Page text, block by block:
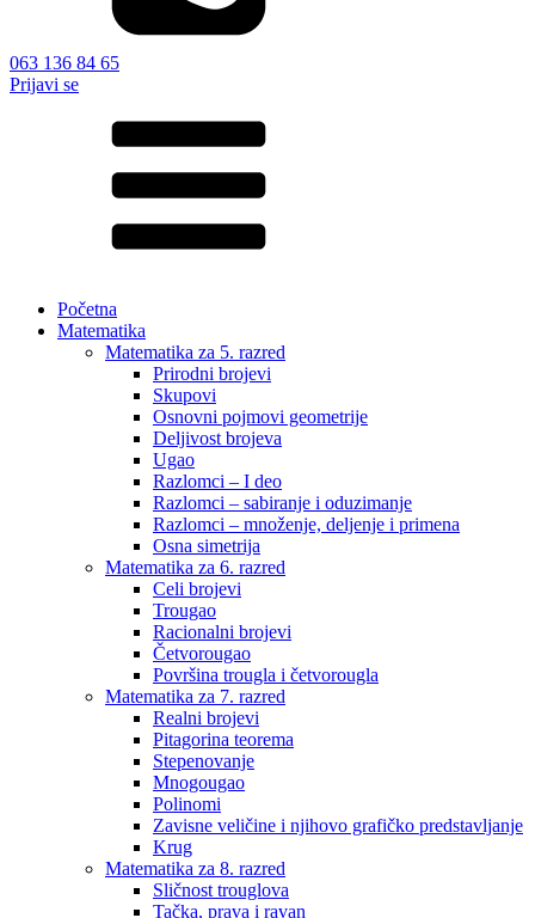
063 136 84 65
Prijavi se
Početna
Matematika
Matematika za 5. razred
Prirodni brojevi
Skupovi
Osnovni pojmovi geometrije
Deljivost brojeva
Ugao
Razlomci – I deo
Razlomci – sabiranje i oduzimanje
Razlomci – množenje, deljenje i primena
Osna simetrija
Matematika za 6. razred
Celi brojevi
Trougao
Racionalni brojevi
Četvorougao
Površina trougla i četvorougla
Matematika za 7. razred
Realni brojevi
Pitagorina teorema
Stepenovanje
Mnogougao
Polinomi
Zavisne veličine i njihovo grafičko predstavljanje
Krug
Matematika za 8. razred
Sličnost trouglova
Tačka, prava i ravan